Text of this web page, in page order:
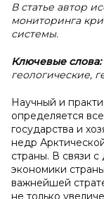
В статье автор
мониторинга
системы.
Ключевые слова:
геологические,
Научный и
определяется
государства и
недр
страны. В связи
экономики
важнейшей
не только